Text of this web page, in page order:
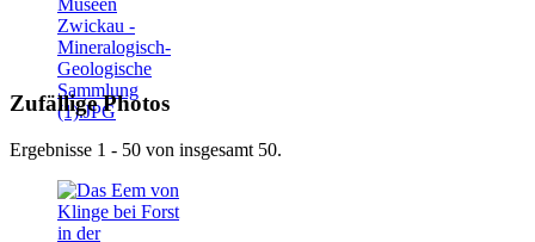
Zufällige Photos
Ergebnisse 1 - 50 von insgesamt 50.